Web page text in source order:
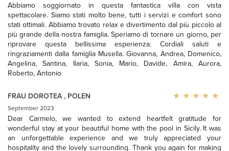
Abbiamo soggiornato in questa fantastica villa con vista
spettacolare. Siamo stati molto bene, tutti i servizi e comfort sono
stati ottimali. Abbiamo trovato relax e divertimento dal più piccolo al
più grande della nostra famiglia. Speriamo di tornare un giorno, per
riprovare questa bellissima esperienza. Cordiali saluti e
ringraziamenti dalla famiglia Musella. Giovanna, Andrea, Domenico,
Angelina, Santina, Ilaria, Sonia, Mario, Davide, Amira, Aurora,
Roberto, Antonio
FRAU DOROTEA , POLEN
September 2023
Dear Carmelo, we wanted to extend heartfelt gratitude for
wonderful stay at your beautiful home with the pool in Sicily. It was
an unforgettable experience and we truly appreciated your
hospitality and the lovely surrounding. Thank you again for making